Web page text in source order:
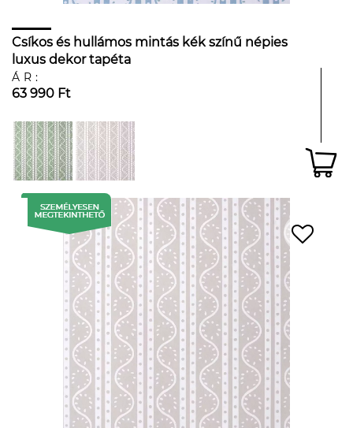
Csíkos és hullámos mintás kék színű népies
luxus dekor tapéta
ÁR:
63 990 Ft